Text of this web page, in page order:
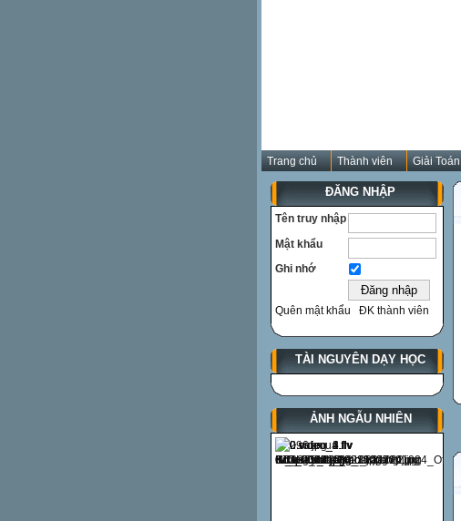
Trang chủ Thành viên Giải Toán
ĐĂNG NHẬP
Tên truy nhập
Mật khẩu
Ghi nhớ
Quên mật khẩu ĐK thành viên
TÀI NGUYÊN DẠY HỌC
ẢNH NGẪU NHIÊN